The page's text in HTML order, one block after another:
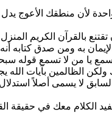
واحدة لأن منطقك الأعوج
تقتنع بالقرآن الكريم
به ومن صدق كتابه
يا من لا تسمع قوله
ولكن الظالمين بآيات الله
السابق لا يسمى أصلاً
الكلام معك في حقيقة